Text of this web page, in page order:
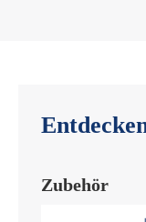
Zubehör